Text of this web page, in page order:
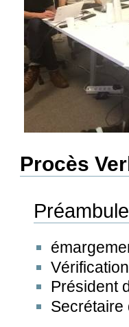
Procès
Préambule
Président
Secrétaire